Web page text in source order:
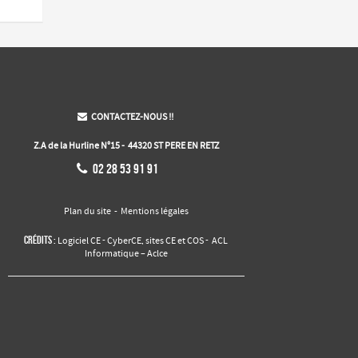
 CONTACTEZ-NOUS !!
Z.A de la Hurline N°15 - 44320 ST PERE EN RETZ
 02 28 53 91 91
Plan du site- Mentions légales
Crédits : Logiciel CE-CyberCE ,sites CE et COS-ACL
Informatique – Aclce